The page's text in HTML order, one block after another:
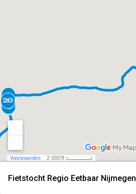
Fietstocht Regio Eetbaar Nijmegen
Voorwaarden 2.000 ft